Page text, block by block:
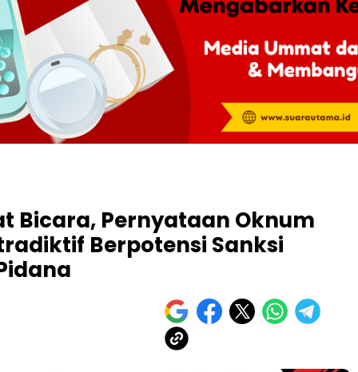
Bicara, Pernyataan Oknum
Berpotensi Sanksi